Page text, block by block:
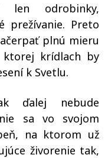
len odrobinky,
prežívanie. Preto
plnú mieru
ktorej krídlach by
k Svetlu.
ďalej nebude
sa vo svojom
na ktorom už
živorenie tak,